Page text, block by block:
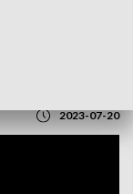
2023-07-20